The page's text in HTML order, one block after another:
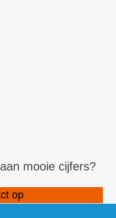
mooie cijfers?
op